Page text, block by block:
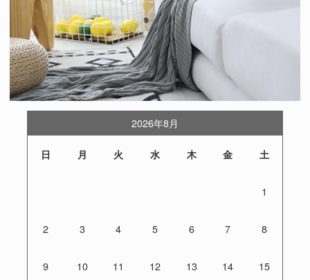
2026年8月
日 月 火 水 木 金 土
1
2 3 4 5 6 7 8
9 10 11 12 13 14 15